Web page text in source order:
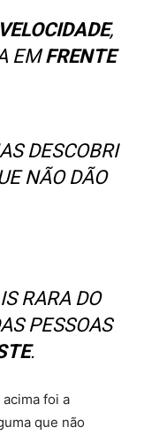
VELOCIDADE,
EMFRENTE
DESCOBRI
NÃO DÃO
RARA DO
PESSOAS
.
acima foi a
que não